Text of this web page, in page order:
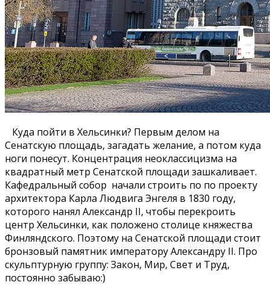
Куда пойти в Хельсинки? Первым делом на
Сенатскую площадь, загадать желание, а потом куда
ноги понесут. Концентрация неоклассицизма на
квадратный метр Сенатской площади зашкаливает.
Кафедральный собор начали строить по по проекту
архитектора Карла Людвига Энгеля в 1830 году,
которого нанял Александр II, чтобы перекроить
центр Хельсинки, как положено столице княжества
Финляндского. Поэтому на Сенатской площади стоит
бронзовый памятник императору Александру II. Про
скульптурную группу: Закон, Мир, Свет и Труд,
постоянно забываю:)